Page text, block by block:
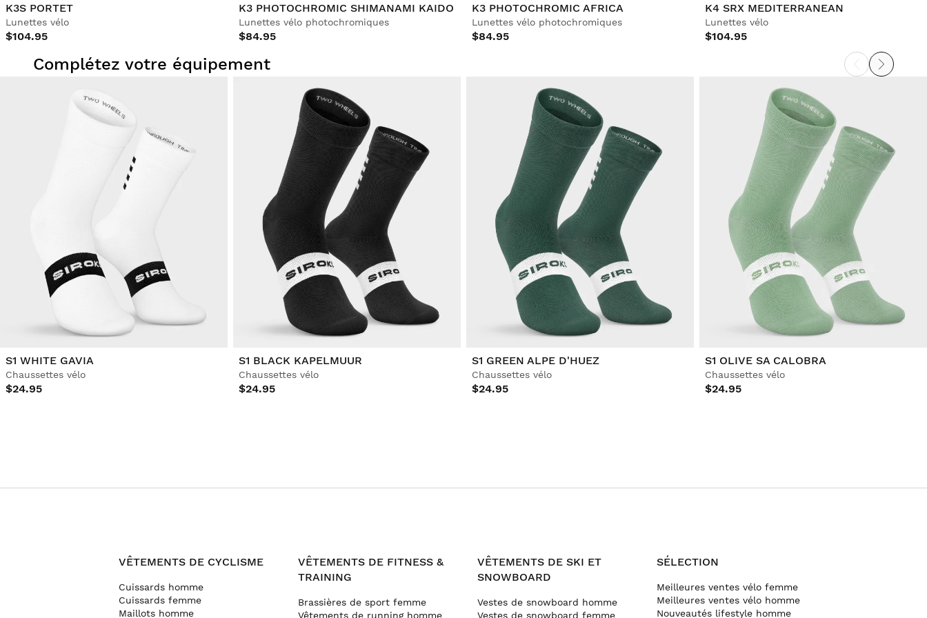
K3S PORTET
Lunettes vélo
$104.95
K3 PHOTOCHROMIC SHIMANAMI KAIDO
Lunettes vélo photochromiques
$84.95
K3 PHOTOCHROMIC AFRICA
Lunettes vélo photochromiques
$84.95
K4 SRX MEDITERRANEAN
Lunettes vélo
$104.95
Complétez votre équipement
S1 WHITE GAVIA
Chaussettes vélo
$24.95
S1 BLACK KAPELMUUR
Chaussettes vélo
$24.95
S1 GREEN ALPE D'HUEZ
Chaussettes vélo
$24.95
S1 OLIVE SA CALOBRA
Chaussettes vélo
$24.95
VÊTEMENTS DE CYCLISME
Cuissards homme
Cuissards femme
Maillots homme
VÊTEMENTS DE FITNESS &
TRAINING
Brassières de sport femme
Vêtements de running homme
VÊTEMENTS DE SKI ET
SNOWBOARD
Vestes de snowboard homme
Vestes de snowboard femme
SÉLECTION
Meilleures ventes vélo femme
Meilleures ventes vélo homme
Nouveautés lifestyle homme